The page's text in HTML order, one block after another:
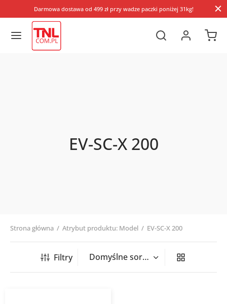
Darmowa dostawa od 499 zł przy wadze paczki poniżej 31kg!
EV-SC-X 200
Strona główna / Atrybut produktu: Model / EV-SC-X 200
Filtry